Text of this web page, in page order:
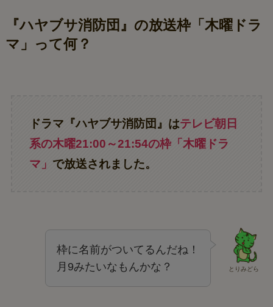
『ハヤブサ消防団』の放送枠「木曜ドラ
マ」って何？
ドラマ『ハヤブサ消防団』はテレビ朝日
系の木曜21:00～21:54の枠「木曜ドラ
マ」 で放送されました。
とりみどら
枠に名前がついてるんだね！
月9みたいなもんかな？